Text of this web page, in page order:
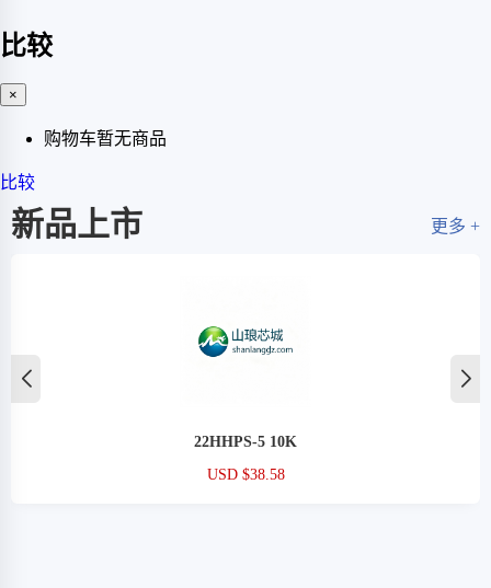
比较
×
购物车暂无商品
比较
新品上市 更多 +